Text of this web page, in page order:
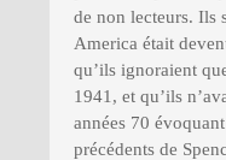
de non lecteurs. Ils
America était
qu’ils ignoraient
1941, et qu’ils
années 70
précédents de